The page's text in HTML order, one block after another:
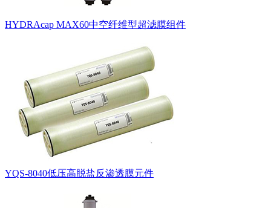
HYDRAcap MAX60中空纤维型超滤膜组件
YQS-8040低压高脱盐反渗透膜元件